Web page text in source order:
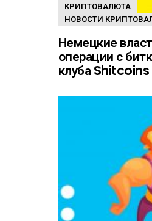
КРИПТОВАЛЮТА
НОВОСТИ
Немецкие
операции с
клуба Shitcoins